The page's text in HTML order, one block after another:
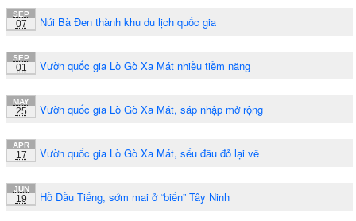
SEP
07 Núi Bà Đen thành khu du lịch quốc gia
SEP
01 Vườn quốc gia Lò Gò Xa Mát nhiều tiềm năng
MAY
25 Vườn quốc gia Lò Gò Xa Mát, sáp nhập mở rộng
APR
17 Vườn quốc gia Lò Gò Xa Mát, sếu đầu đỏ lại về
JUN
19 Hồ Dầu Tiếng, sớm mai ở “biển” Tây Ninh